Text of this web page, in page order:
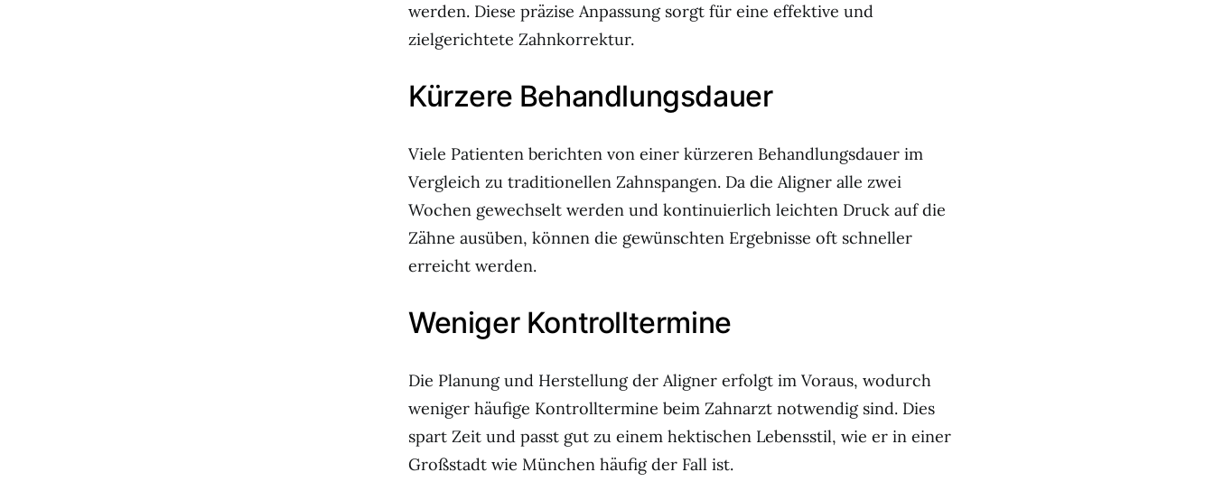
werden. Diese präzise Anpassung sorgt für eine effektive und
zielgerichtete Zahnkorrektur.
Kürzere Behandlungsdauer
Viele Patienten berichten von einer kürzeren Behandlungsdauer im
Vergleich zu traditionellen Zahnspangen. Da die Aligner alle zwei
Wochen gewechselt werden und kontinuierlich leichten Druck auf die
Zähne ausüben, können die gewünschten Ergebnisse oft schneller
erreicht werden.
Weniger Kontrolltermine
Die Planung und Herstellung der Aligner erfolgt im Voraus, wodurch
weniger häufige Kontrolltermine beim Zahnarzt notwendig sind. Dies
spart Zeit und passt gut zu einem hektischen Lebensstil, wie er in einer
Großstadt wie München häufig der Fall ist.